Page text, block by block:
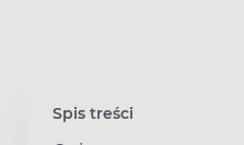
Spis treści